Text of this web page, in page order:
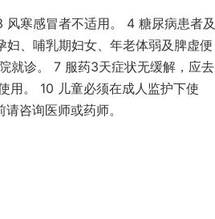
寒感冒者不适用。 4 糖尿病患者及
、哺乳期妇女、年老体弱及脾虚便
就诊。 7 服药3天症状无缓解，应去
用。 10 儿童必须在成人监护下使
咨询医师或药师。